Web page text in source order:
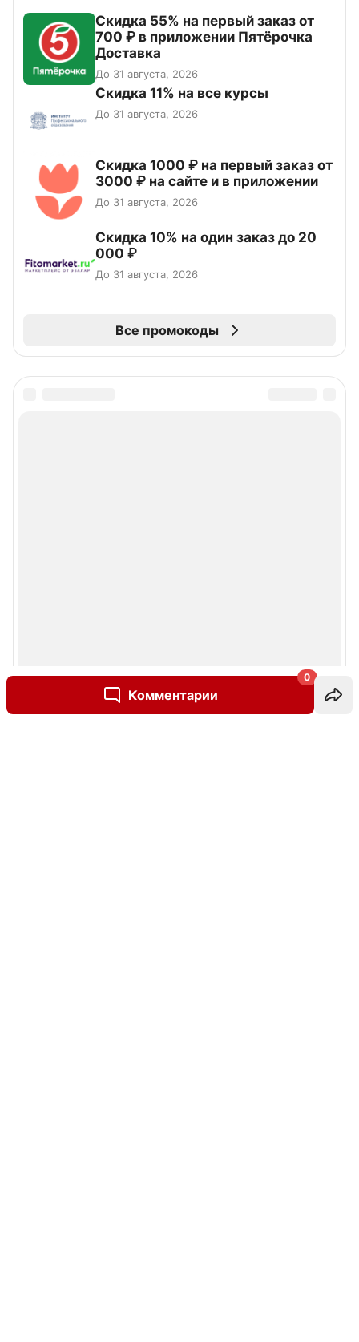
Комментарии
0
Скидка 55% на первый заказ от
700 ₽ в приложении Пятёрочка
Доставка
До 31 августа, 2026
Скидка 11% на все курсы
До 31 августа, 2026
Скидка 1000 ₽ на первый заказ от
3000 ₽ на сайте и в приложении
До 31 августа, 2026
Скидка 10% на один заказ до 20
000 ₽
До 31 августа, 2026
Все промокоды